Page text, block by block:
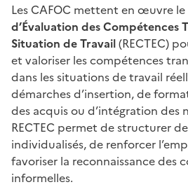
Les CAFOC mettent en œuvre le
d’Évaluation des Compétences
Situation de Travail(RECTEC)
et valoriser les compétences
dans les situations de travail
démarches d’insertion, de
des acquis ou d’intégration des
RECTEC permet de structurer
individualisés, de renforcer
favoriser la reconnaissance des
informelles.